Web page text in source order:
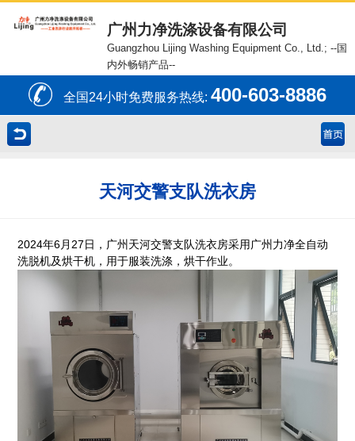
广州力净洗涤设备有限公司
Guangzhou Lijing Washing Equipment Co., Ltd.; --国
内外畅销产品--
全国24小时免费服务热线:400-603-8886
天河交警支队洗衣房
2024年6月27日，广州天河交警支队洗衣房采用广州力净全自动
洗脱机及烘干机，用于服装洗涤，烘干作业。